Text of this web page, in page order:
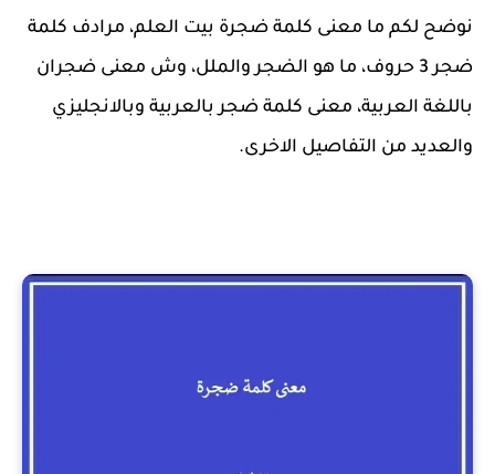
نوضح لكم ما معنى كلمة ضجرة بيت العلم، مرادف كلمة
ضجر 3 حروف، ما هو الضجر والملل، وش معنى ضجران
باللغة العربية، معنى كلمة ضجر بالعربية وبالانجليزي
والعديد من التفاصيل الاخرى.